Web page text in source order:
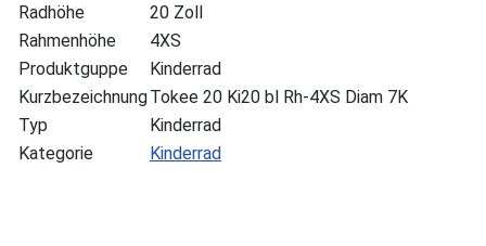
Radhöhe
20 Zoll
Rahmenhöhe
4XS
Produktguppe
Kinderrad
KurzbezeichnungTokee 20 Ki20 bl Rh-4XS Diam 7K
Typ
Kinderrad
Kategorie
Kinderrad